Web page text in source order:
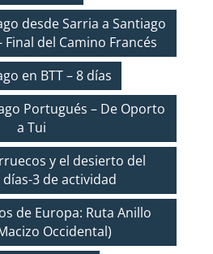
desde Sarria a Santiago
del Camino Francés
en BTT – 8 días
Portugués – De Oporto
a Tui
y el desierto del
días-3 de actividad
de Europa: Ruta Anillo
Occidental)